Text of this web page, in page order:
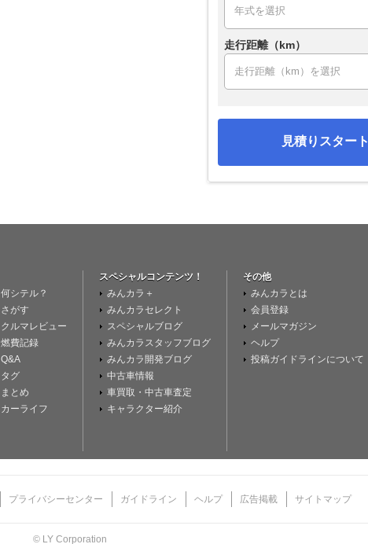
走行距離（km）
見積りスタート
何シテル？
さがす
クルマレビュー
燃費記録
Q&A
タグ
まとめ
カーライフ
スペシャルコンテンツ！
みんカラ＋
みんカラセレクト
スペシャルブログ
みんカラスタッフブログ
みんカラ開発ブログ
中古車情報
車買取・中古車査定
キャラクター紹介
その他
みんカラとは
会員登録
メールマガジン
ヘルプ
投稿ガイドラインについて
プライバシーセンター ガイドライン ヘルプ 広告掲載 サイトマップ
© LY Corporation